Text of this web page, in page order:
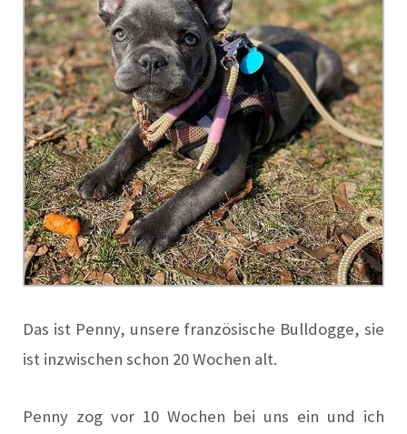
Das ist Penny, unsere französische Bulldogge, sie
ist inzwischen schon 20 Wochen alt.
Penny zog vor 10 Wochen bei uns ein und ich